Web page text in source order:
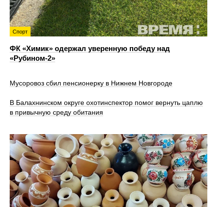
Спорт
ФК «Химик» одержал уверенную победу над
«Рубином‑2»
Мусоровоз сбил пенсионерку в Нижнем Новгороде
В Балахнинском округе охотинспектор помог вернуть цаплю
в привычную среду обитания